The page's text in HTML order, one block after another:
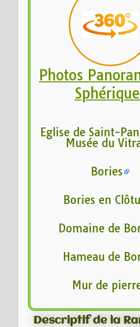
Photos
Eglise de Saint-
Musée du
Bories
Bories en
Domaine de
Hameau de
Mur de
Descriptif de la